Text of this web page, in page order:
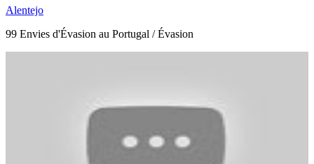
Alentejo
99 Envies d'Évasion au Portugal / Évasion